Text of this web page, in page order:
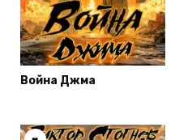
Война Джма